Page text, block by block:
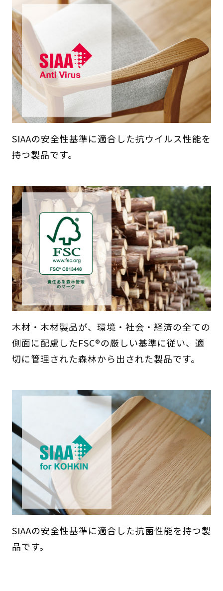
SIAAの安全性基準に適合した抗ウイルス性能を
持つ製品です。
木材・木材製品が、環境・社会・経済の全ての
側面に配慮したFSC®の厳しい基準に従い、適
切に管理された森林から出された製品です。
SIAAの安全性基準に適合した抗菌性能を持つ製
品です。